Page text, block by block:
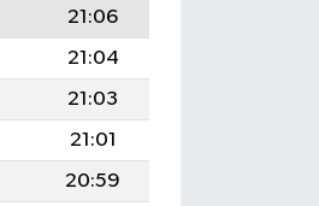
21:06
21:04
21:03
21:01
20:59